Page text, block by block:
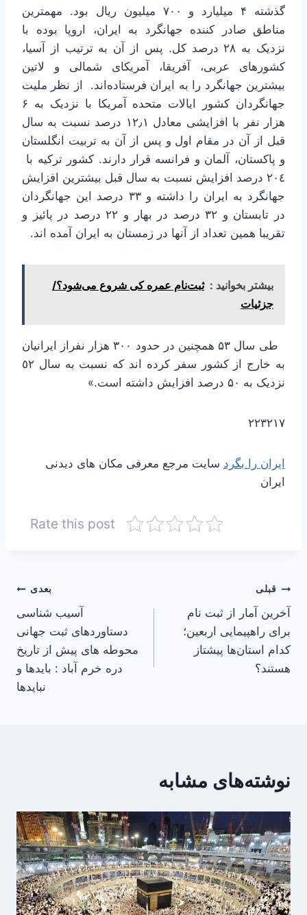
گذشته ۴ میلیارد و ۷۰۰ میلیون ریال بود. مهمترین
مناطق صادر کننده جهانگرد به ایران، اروپا بوده با
نزدیک به ۲۸ درصد کل. پس از آن به ترتیب از آسیا،
کشورهای عربی، آفریقا، آمریکای شمالی و لاتین
بیشترین جهانگرد را به ایران فرستاده‌اند. از نظر ملیت
جهانگردان کشور ایالات متحده آمریکا با نزدیک به ۶
هزار نفر با افزایشی معادل ۱۲٫۱ درصد نسبت به سال
قبل از آن در مقام اول و پس از آن به تربیت انگلستان
و پاکستان، آلمان و فرانسه قرار دارند. کشور ترکیه با
۲۰٤ درصد افزایش نسبت به سال قبل بیشترین افزایش
جهانگرد به ایران را داشته و ۳۳ درصد این جهانگردان
در تابستان و ۳۲ درصد در بهار و ۲۲ درصد در پائیز و
تقریبا همین تعداد از آنها در زمستان به ایران آمده اند.
بیشتر بخوانید : ثبت‌نام عمره کی شروع می‌شود؟/
جزئیات
طی سال ۵۳ همچنین در حدود ۳۰۰ هزار نفراز ایرانیان
به خارج از کشور سفر کرده اند که نسبت به سال ٥٢
نزدیک به ۵۰ درصد افزایش داشته است.»
۲۲۳۲۱۷
ایران را بگرد سایت مرجع معرفی مکان های دیدنی
ایران
Rate this post
راهبری
نوشته
قبلی
آخرین آمار از ثبت نام
برای راهپیمایی اربعین؛
کدام استان‌ها پیشتاز
هستند؟
بعدی
آسیب شناسی
دستاوردهای ثبت جهانی
محوطه های پیش از تاریخ
دره خرم آباد : بایدها و
نبایدها
نوشته‌های مشابه